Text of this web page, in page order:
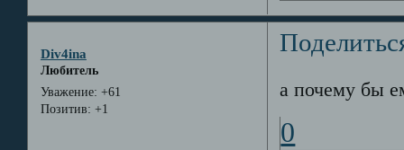
Div4ina
Любитель
Уважение: +61
Позитив: +1
а почему бы
0